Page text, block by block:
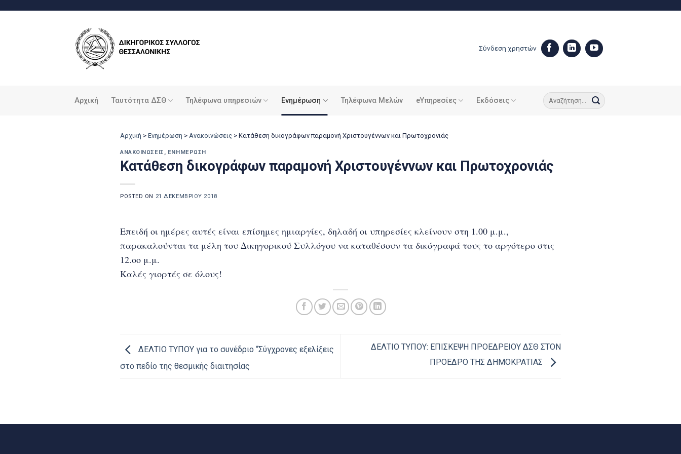
Σύνδεση χρηστών
Αρχική Ταυτότητα ΔΣΘ Τηλέφωνα υπηρεσιών Ενημέρωση Τηλέφωνα Μελών eΥπηρεσίες Εκδόσεις
Αρχική > Ενημέρωση > Ανακοινώσεις > Kατάθεση δικογράφων παραμονή Χριστουγέννων και Πρωτοχρονιάς
ΑΝΑΚΟΙΝΏΣΕΙΣ , ΕΝΗΜΈΡΩΣΗ
Kατάθεση δικογράφων παραμονή Χριστουγέννων και Πρωτοχρονιάς
POSTED ON 21 ΔΕΚΕΜΒΡΊΟΥ 2018
Επειδή οι ημέρες αυτές είναι επίσημες ημιαργίες, δηλαδή οι υπηρεσίες κλείνουν στη 1.00 μ.μ.,
παρακαλούνται τα μέλη του Δικηγορικού Συλλόγου να καταθέσουν τα δικόγραφά τους το αργότερο στις
12.οο μ.μ.
Καλές γιορτές σε όλους!
ΔΕΛΤΙΟ ΤΥΠΟΥ για το συνέδριο “Σύγχρονες εξελίξεις
στο πεδίο της θεσµικής διαιτησίας
ΔΕΛΤΙΟ ΤΥΠΟΥ: ΕΠΙΣΚΕΨΗ ΠΡΟΕΔΡΕΙΟΥ ΔΣΘ ΣΤΟΝ
ΠΡΟΕΔΡΟ ΤΗΣ ΔΗΜΟΚΡΑΤΙΑΣ